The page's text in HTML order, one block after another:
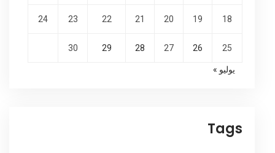
18
19
20
21
22
23
24
25
26
27
28
29
30
يوليو »
Tags